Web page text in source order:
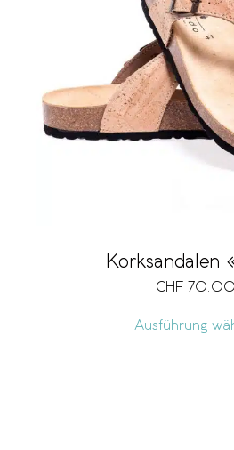
Korksandalen
CHF 70.00
Ausführung